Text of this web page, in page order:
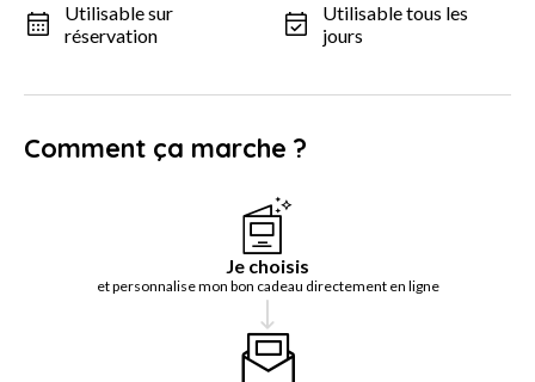
Utilisable sur
réservation
Utilisable tous les
jours
Comment ça marche ?
Je choisis
et personnalise mon bon cadeau directement en ligne